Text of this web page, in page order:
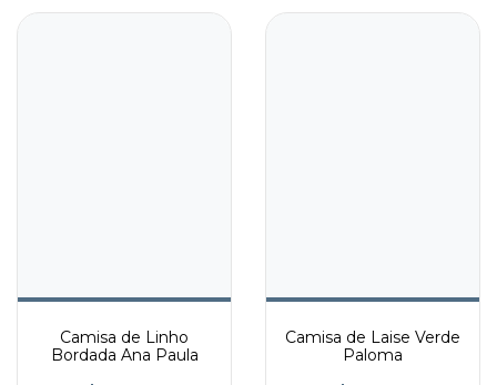
Camisa de Linho
Bordada Ana Paula
Camisa de Laise Verde
Paloma